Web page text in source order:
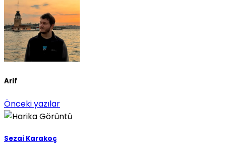
Arif
Önceki yazılar
Sezai Karakoç